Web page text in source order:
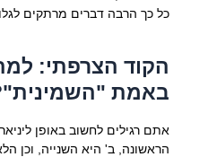
כל כך הרבה דברים מרתקים
הקוד הצרפתי:
באמת
אתם רגילים לחשוב באופן
הראשונה, ב' היא השנייה, וכן